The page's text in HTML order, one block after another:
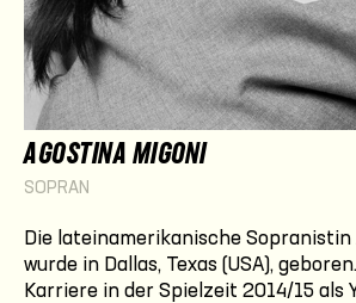
AGOSTINA MIGONI
SOPRAN
Die lateinamerikanische Sopranistin
wurde in Dallas, Texas (USA),
Karriere in der Spielzeit 2014/15 als